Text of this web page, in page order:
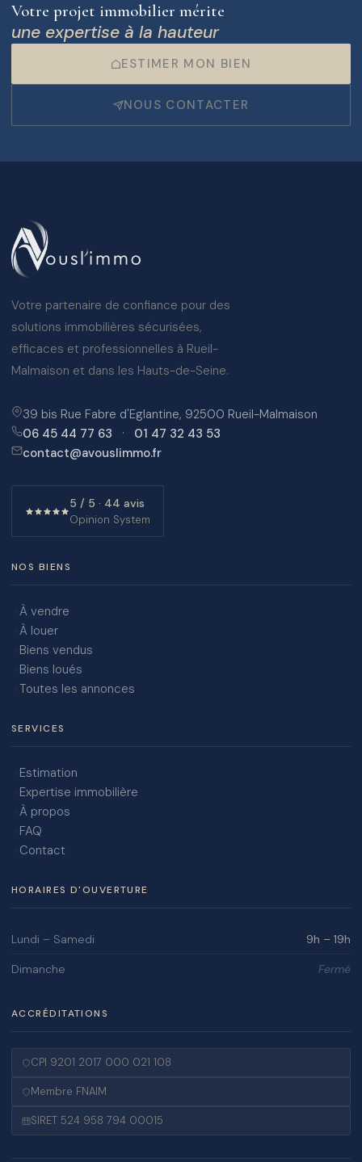
Votre projet immobilier mérite
une expertise à la hauteur
ESTIMER MON BIEN
NOUS CONTACTER
Votre partenaire de confiance pour des
solutions immobilières sécurisées,
efficaces et professionnelles à Rueil-
Malmaison et dans les Hauts-de-Seine.
39 bis Rue Fabre d'Eglantine, 92500 Rueil-Malmaison
06 45 44 77 63 · 01 47 32 43 53
contact@avouslimmo.fr
5 / 5 · 44 avis
Opinion System
NOS BIENS
À vendre
À louer
Biens vendus
Biens loués
Toutes les annonces
SERVICES
Estimation
Expertise immobilière
À propos
FAQ
Contact
HORAIRES D'OUVERTURE
Lundi – Samedi 9h – 19h
Dimanche Fermé
ACCRÉDITATIONS
CPI 9201 2017 000 021 108
Membre FNAIM
SIRET 524 958 794 00015